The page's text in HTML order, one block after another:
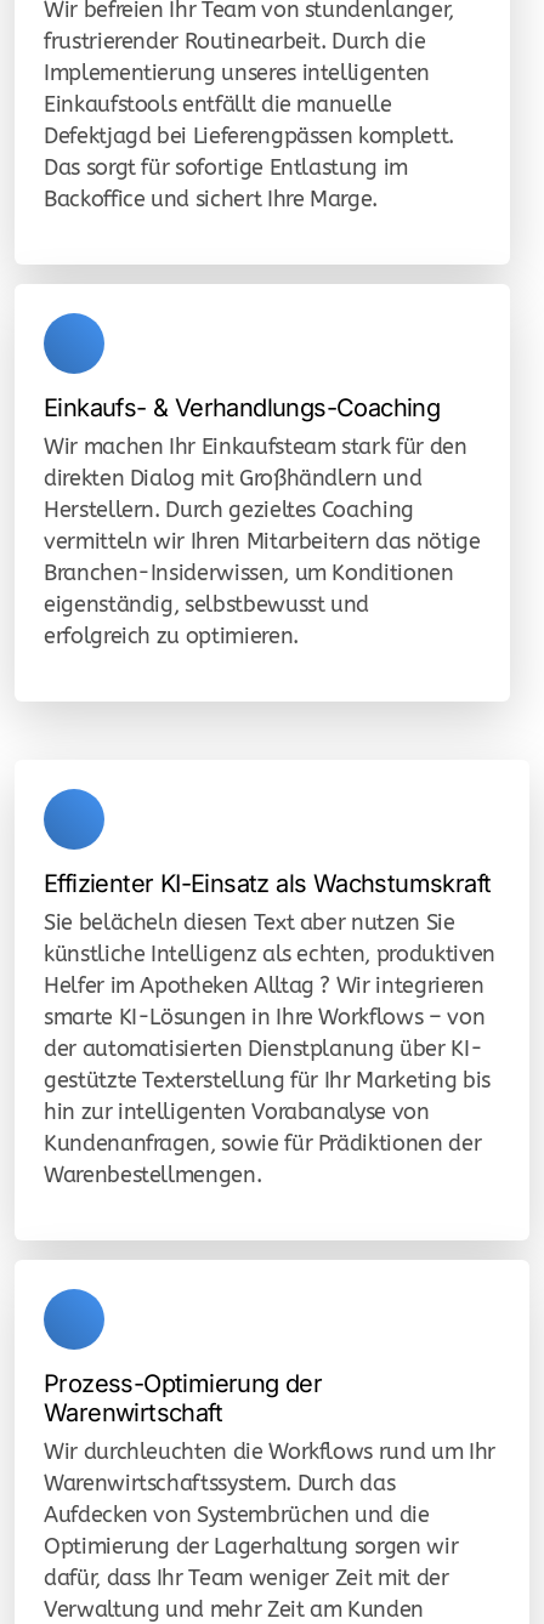
Wir befreien Ihr Team von stundenlanger,
frustrierender Routinearbeit. Durch die
Implementierung unseres intelligenten
Einkaufstools entfällt die manuelle
Defektjagd bei Lieferengpässen komplett.
Das sorgt für sofortige Entlastung im
Backoffice und sichert Ihre Marge.
Einkaufs- & Verhandlungs-Coaching
Wir machen Ihr Einkaufsteam stark für den
direkten Dialog mit Großhändlern und
Herstellern. Durch gezieltes Coaching
vermitteln wir Ihren Mitarbeitern das nötige
Branchen-Insiderwissen, um Konditionen
eigenständig, selbstbewusst und
erfolgreich zu optimieren.
Effizienter KI-Einsatz als Wachstumskraft
Sie belächeln diesen Text aber nutzen Sie
künstliche Intelligenz als echten, produktiven
Helfer im Apotheken Alltag ? Wir integrieren
smarte KI-Lösungen in Ihre Workflows – von
der automatisierten Dienstplanung über KI-
gestützte Texterstellung für Ihr Marketing bis
hin zur intelligenten Vorabanalyse von
Kundenanfragen, sowie für Prädiktionen der
Warenbestellmengen.
Prozess-Optimierung der
Warenwirtschaft
Wir durchleuchten die Workflows rund um Ihr
Warenwirtschaftssystem. Durch das
Aufdecken von Systembrüchen und die
Optimierung der Lagerhaltung sorgen wir
dafür, dass Ihr Team weniger Zeit mit der
Verwaltung und mehr Zeit am Kunden